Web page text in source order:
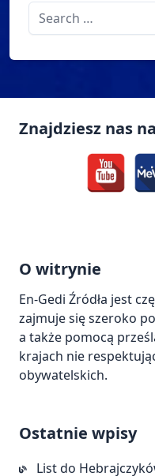
Search
for:
Znajdziesz nas
O witrynie
En-Gedi Źródła jest
zajmuje się szeroko
a także pomocą
krajach nie
obywatelskich.
Ostatnie wpisy
List do